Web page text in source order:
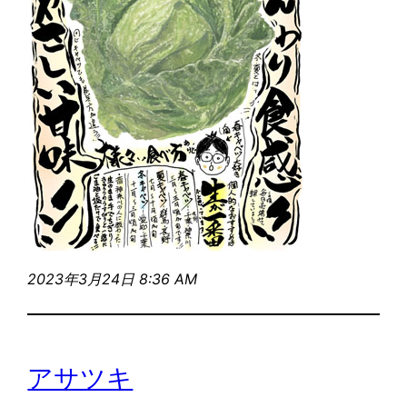
2023年3月24日 8:36 AM
アサツキ